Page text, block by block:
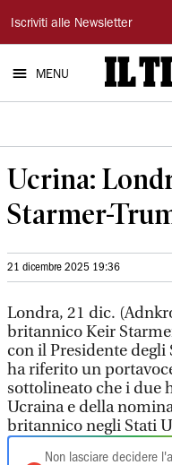
Il
Tirreno
Iscriviti alle Newsletter
MENU
Ucrina:
Starmer-
21 dicembre 2025 19:36
Londra, 21 dic.
britannico Keir
con il Presidente
ha riferito un
sottolineato che i due
Ucraina e della
britannico negli Stati
Non lasciare decidere